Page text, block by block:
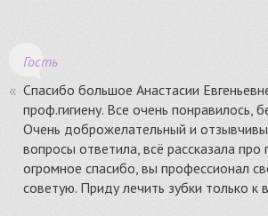
Гость
Спасибо большое Анастасии
проф.гигиену. Все очень понравилось,
Очень доброжелательный и
вопросы ответила, всё рассказала про
огромное спасибо, вы профессионал
советую. Приду лечить зубки только к